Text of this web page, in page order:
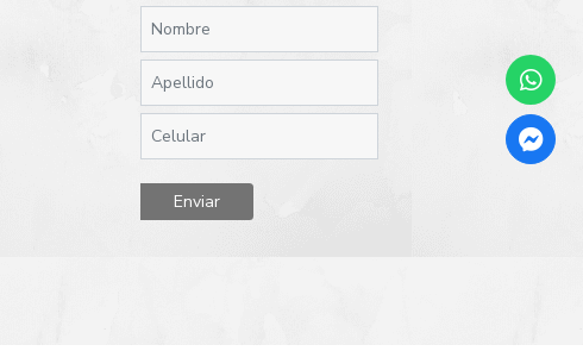
Enviar